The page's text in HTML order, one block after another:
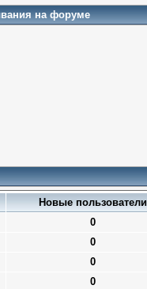
на форуме
Новые пользователи
0
0
0
0